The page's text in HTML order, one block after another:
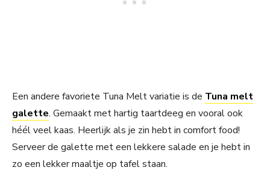
Een andere favoriete Tuna Melt variatie is de Tuna melt
galette. Gemaakt met hartig taartdeeg en vooral ook
héél veel kaas. Heerlijk als je zin hebt in comfort food!
Serveer de galette met een lekkere salade en je hebt in
zo een lekker maaltje op tafel staan.